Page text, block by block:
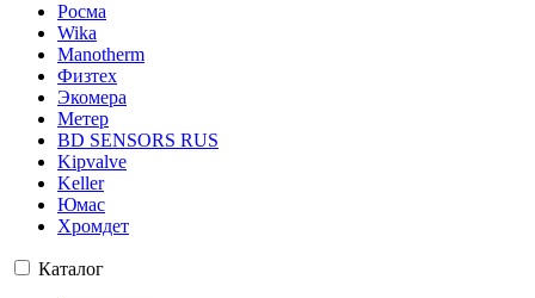
Росма
Wika
Manotherm
Физтех
Экомера
Метер
BD SENSORS RUS
Kipvalve
Keller
Юмас
Хромдет
Каталог